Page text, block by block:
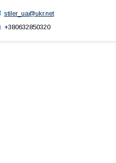
stiler_ua@ukr.net
+380632850320